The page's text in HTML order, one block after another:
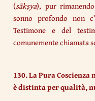
(sākṣya), pur
sonno profondo non
Testimone e del
comunemente chiamata
130. La Pura
è distinta per qualità,